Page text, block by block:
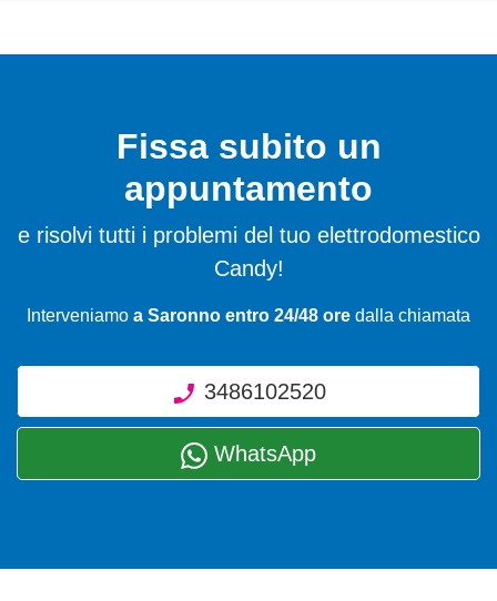
Fissa subito un
appuntamento
e risolvi tutti i problemi del tuo elettrodomestico
Candy!
Interveniamo a Saronno entro 24/48 ore dalla chiamata
3486102520
WhatsApp